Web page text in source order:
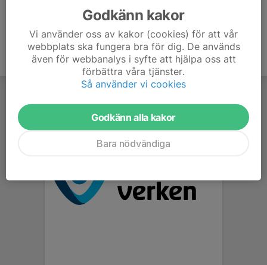
Godkänn kakor
Vi använder oss av kakor (cookies) för att vår
webbplats ska fungera bra för dig. De används
även för webbanalys i syfte att hjälpa oss att
förbättra våra tjänster.
Så använder vi cookies
Godkänn alla kakor
Bara nödvändiga